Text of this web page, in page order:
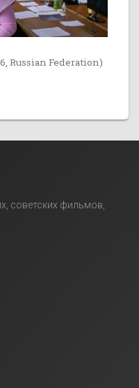
Russian Federation)
советских фильмов,